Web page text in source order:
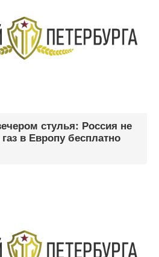
стулья: Россия не
в Европу бесплатно